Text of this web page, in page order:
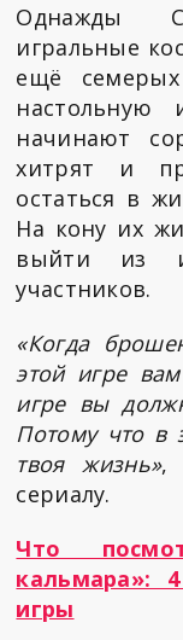
Однажды
игральные
ещё
настольную
начинают
хитрят и
остаться в
На кону их
выйти из
участников.
«Когда
этой игре
игре вы
Потому что в
твоя жизнь»,
сериалу.
Что
кальмара»:
игры